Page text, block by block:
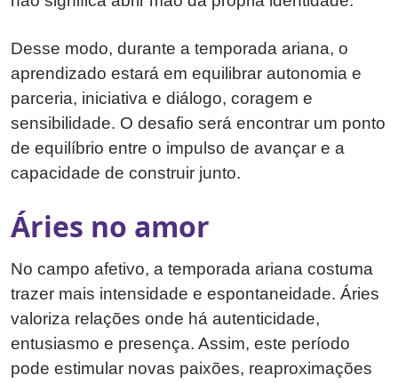
Desse modo, durante a temporada ariana, o
aprendizado estará em equilibrar autonomia e
parceria, iniciativa e diálogo, coragem e
sensibilidade. O desafio será encontrar um ponto
de equilíbrio entre o impulso de avançar e a
capacidade de construir junto.
Áries no amor
No campo afetivo, a temporada ariana costuma
trazer mais intensidade e espontaneidade. Áries
valoriza relações onde há autenticidade,
entusiasmo e presença. Assim, este período
pode estimular novas paixões, reaproximações